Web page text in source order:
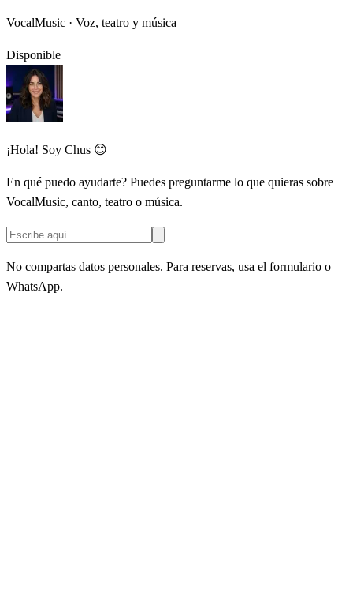
VocalMusic · Voz, teatro y música
Disponible
¡Hola! Soy Chus 😊
En qué puedo ayudarte? Puedes preguntarme lo que quieras sobre
VocalMusic, canto, teatro o música.
No compartas datos personales. Para reservas, usa el formulario o
WhatsApp.